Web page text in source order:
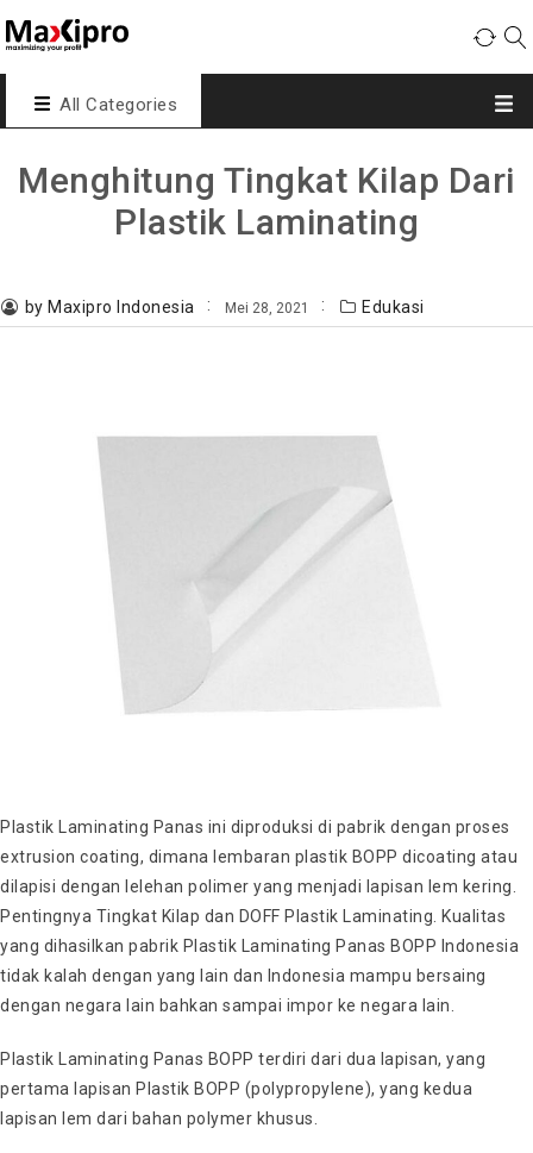
All Categories
Menghitung Tingkat Kilap Dari
Plastik Laminating
by Maxipro Indonesia Mei 28, 2021 Edukasi
Plastik Laminating Panas ini diproduksi di pabrik dengan proses
extrusion coating, dimana lembaran plastik BOPP dicoating atau
dilapisi dengan lelehan polimer yang menjadi lapisan lem kering.
Pentingnya Tingkat Kilap dan DOFF Plastik Laminating. Kualitas
yang dihasilkan pabrik Plastik Laminating Panas BOPP Indonesia
tidak kalah dengan yang lain dan Indonesia mampu bersaing
dengan negara lain bahkan sampai impor ke negara lain.
Plastik Laminating Panas BOPP terdiri dari dua lapisan, yang
pertama lapisan Plastik BOPP (polypropylene), yang kedua
lapisan lem dari bahan polymer khusus.